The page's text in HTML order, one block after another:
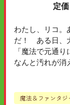
定
わたし、リコ。
だ！ ある日、
「魔法で元通
なんと汚れが
魔法＆ファンタジ